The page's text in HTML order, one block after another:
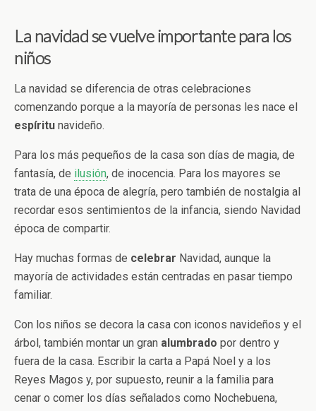
La navidad se vuelve importante para los
niños
La navidad se diferencia de otras celebraciones
comenzando porque a la mayoría de personas les nace el
espíritu navideño.
Para los más pequeños de la casa son días de magia, de
fantasía, de ilusión, de inocencia. Para los mayores se
trata de una época de alegría, pero también de nostalgia al
recordar esos sentimientos de la infancia, siendo Navidad
época de compartir.
Hay muchas formas de celebrar Navidad, aunque la
mayoría de actividades están centradas en pasar tiempo
familiar.
Con los niños se decora la casa con iconos navideños y el
árbol, también montar un gran alumbrado por dentro y
fuera de la casa. Escribir la carta a Papá Noel y a los
Reyes Magos y, por supuesto, reunir a la familia para
cenar o comer los días señalados como Nochebuena,